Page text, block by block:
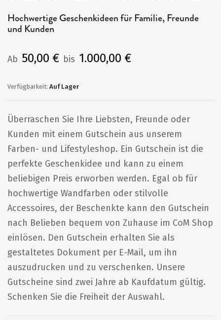
der
Bildergalerie
Hochwertige Geschenkideen für Familie, Freunde
und Kunden
Ab 50,00 € bis 1.000,00 €
Auf Lager
Überraschen Sie Ihre Liebsten, Freunde oder
Kunden mit einem Gutschein aus unserem
Farben- und Lifestyleshop. Ein Gutschein ist die
perfekte Geschenkidee und kann zu einem
beliebigen Preis erworben werden. Egal ob für
hochwertige Wandfarben oder stilvolle
Accessoires, der Beschenkte kann den Gutschein
nach Belieben bequem von Zuhause im CoM Shop
einlösen. Den Gutschein erhalten Sie als
gestaltetes Dokument per E-Mail, um ihn
auszudrucken und zu verschenken. Unsere
Gutscheine sind zwei Jahre ab Kaufdatum gültig.
Schenken Sie die Freiheit der Auswahl.